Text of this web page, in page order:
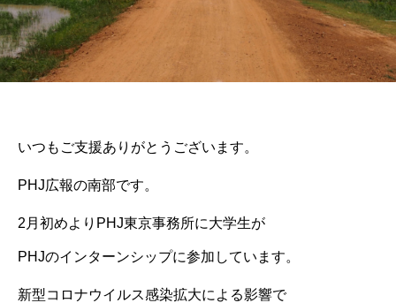
いつもご支援ありがとうございます。
PHJ広報の南部です。
2月初めよりPHJ東京事務所に大学生が
PHJのインターンシップに参加しています。
新型コロナウイルス感染拡大による影響で